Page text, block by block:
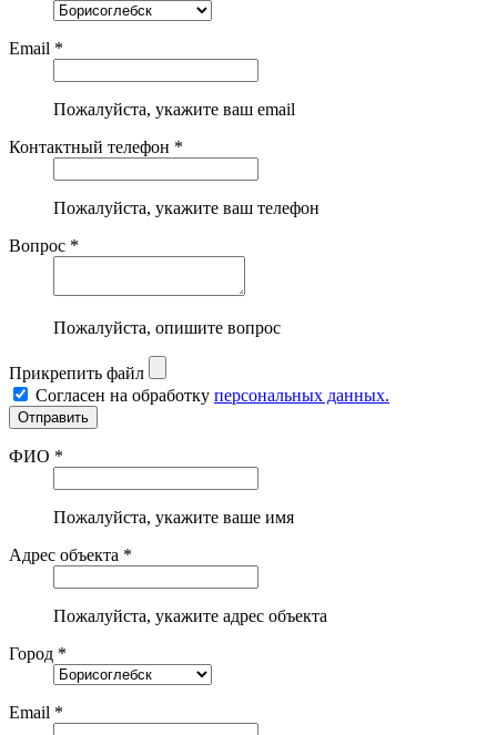
Email *
Пожалуйста, укажите ваш email
Контактный телефон *
Пожалуйста, укажите ваш телефон
Вопрос *
Пожалуйста, опишите вопрос
Прикрепить файл
Согласен на обработку персональных данных.
ФИО *
Пожалуйста, укажите ваше имя
Адрес объекта *
Пожалуйста, укажите адрес объекта
Город *
Email *